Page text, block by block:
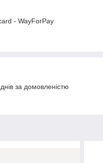
- WayForPay
за домовленістю